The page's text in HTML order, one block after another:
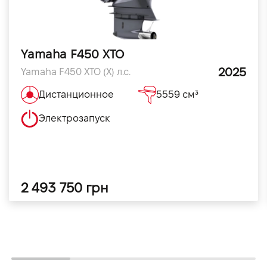
Yamaha F450 XTO
Yamaha F450 XTO (X) л.с. 2025
Дистанционное 5559 см³
Электрозапуск
2 493 750 грн